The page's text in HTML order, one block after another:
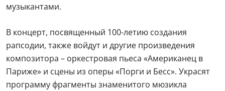
музыкантами.
В концерт, посвященный 100-летию создания
рапсодии, также войдут и другие произведения
композитора – оркестровая пьеса «Американец в
Париже» и сцены из оперы «Порги и Бесс». Украсят
программу фрагменты знаменитого мюзикла